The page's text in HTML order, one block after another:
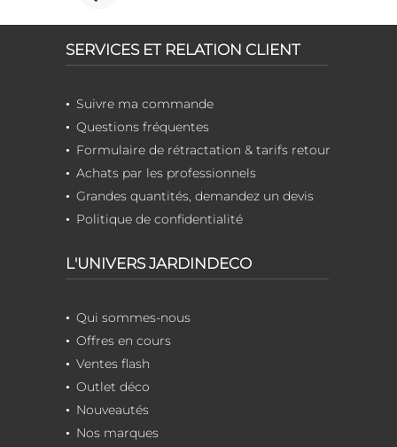
SERVICES ET RELATION CLIENT
Suivre ma commande
Questions fréquentes
Formulaire de rétractation & tarifs retour
Achats par les professionnels
Grandes quantités, demandez un devis
Politique de confidentialité
L'UNIVERS JARDINDECO
Qui sommes-nous
Offres en cours
Ventes flash
Outlet déco
Nouveautés
Nos marques